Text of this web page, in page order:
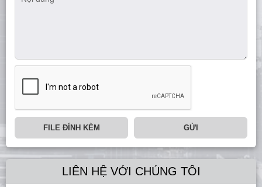
FILE ĐÍNH KÈM GỬI
LIÊN HỆ VỚI CHÚNG TÔI